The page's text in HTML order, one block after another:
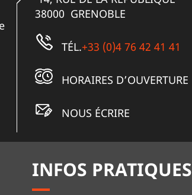
38000 GRENOBLE
TÉL.+33 (0)4 76 42 41 41
HORAIRES D’OUVERTURE
NOUS ÉCRIRE
INFOS PRATIQUES